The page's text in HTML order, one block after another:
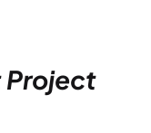
Project